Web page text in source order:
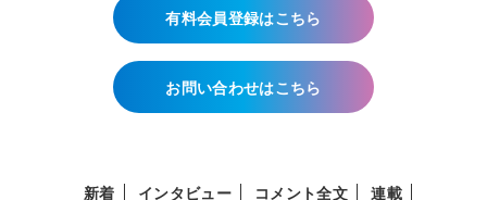
有料会員登録はこちら
お問い合わせはこちら
新着 インタビュー コメント全文 連載